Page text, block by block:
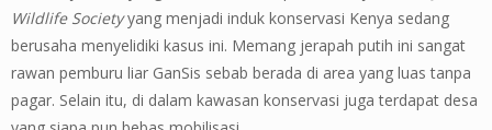
Wildlife Societyyang menjadi induk konservasi Kenya sedang
berusaha menyelidiki kasus ini. Memang jerapah putih ini sangat
rawan pemburu liar GanSis sebab berada di area yang luas tanpa
pagar. Selain itu, di dalam kawasan konservasi juga terdapat desa